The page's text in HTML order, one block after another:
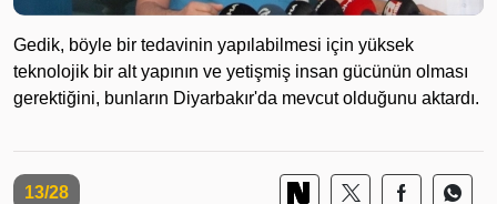
Gedik, böyle bir tedavinin yapılabilmesi için yüksek
teknolojik bir alt yapının ve yetişmiş insan gücünün olması
gerektiğini, bunların Diyarbakır'da mevcut olduğunu aktardı.
13/28